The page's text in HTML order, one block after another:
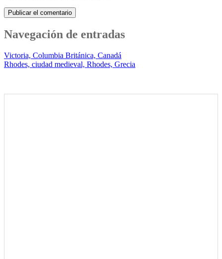
Navegación de entradas
Victoria, Columbia Británica, Canadá
Rhodes, ciudad medieval, Rhodes, Grecia